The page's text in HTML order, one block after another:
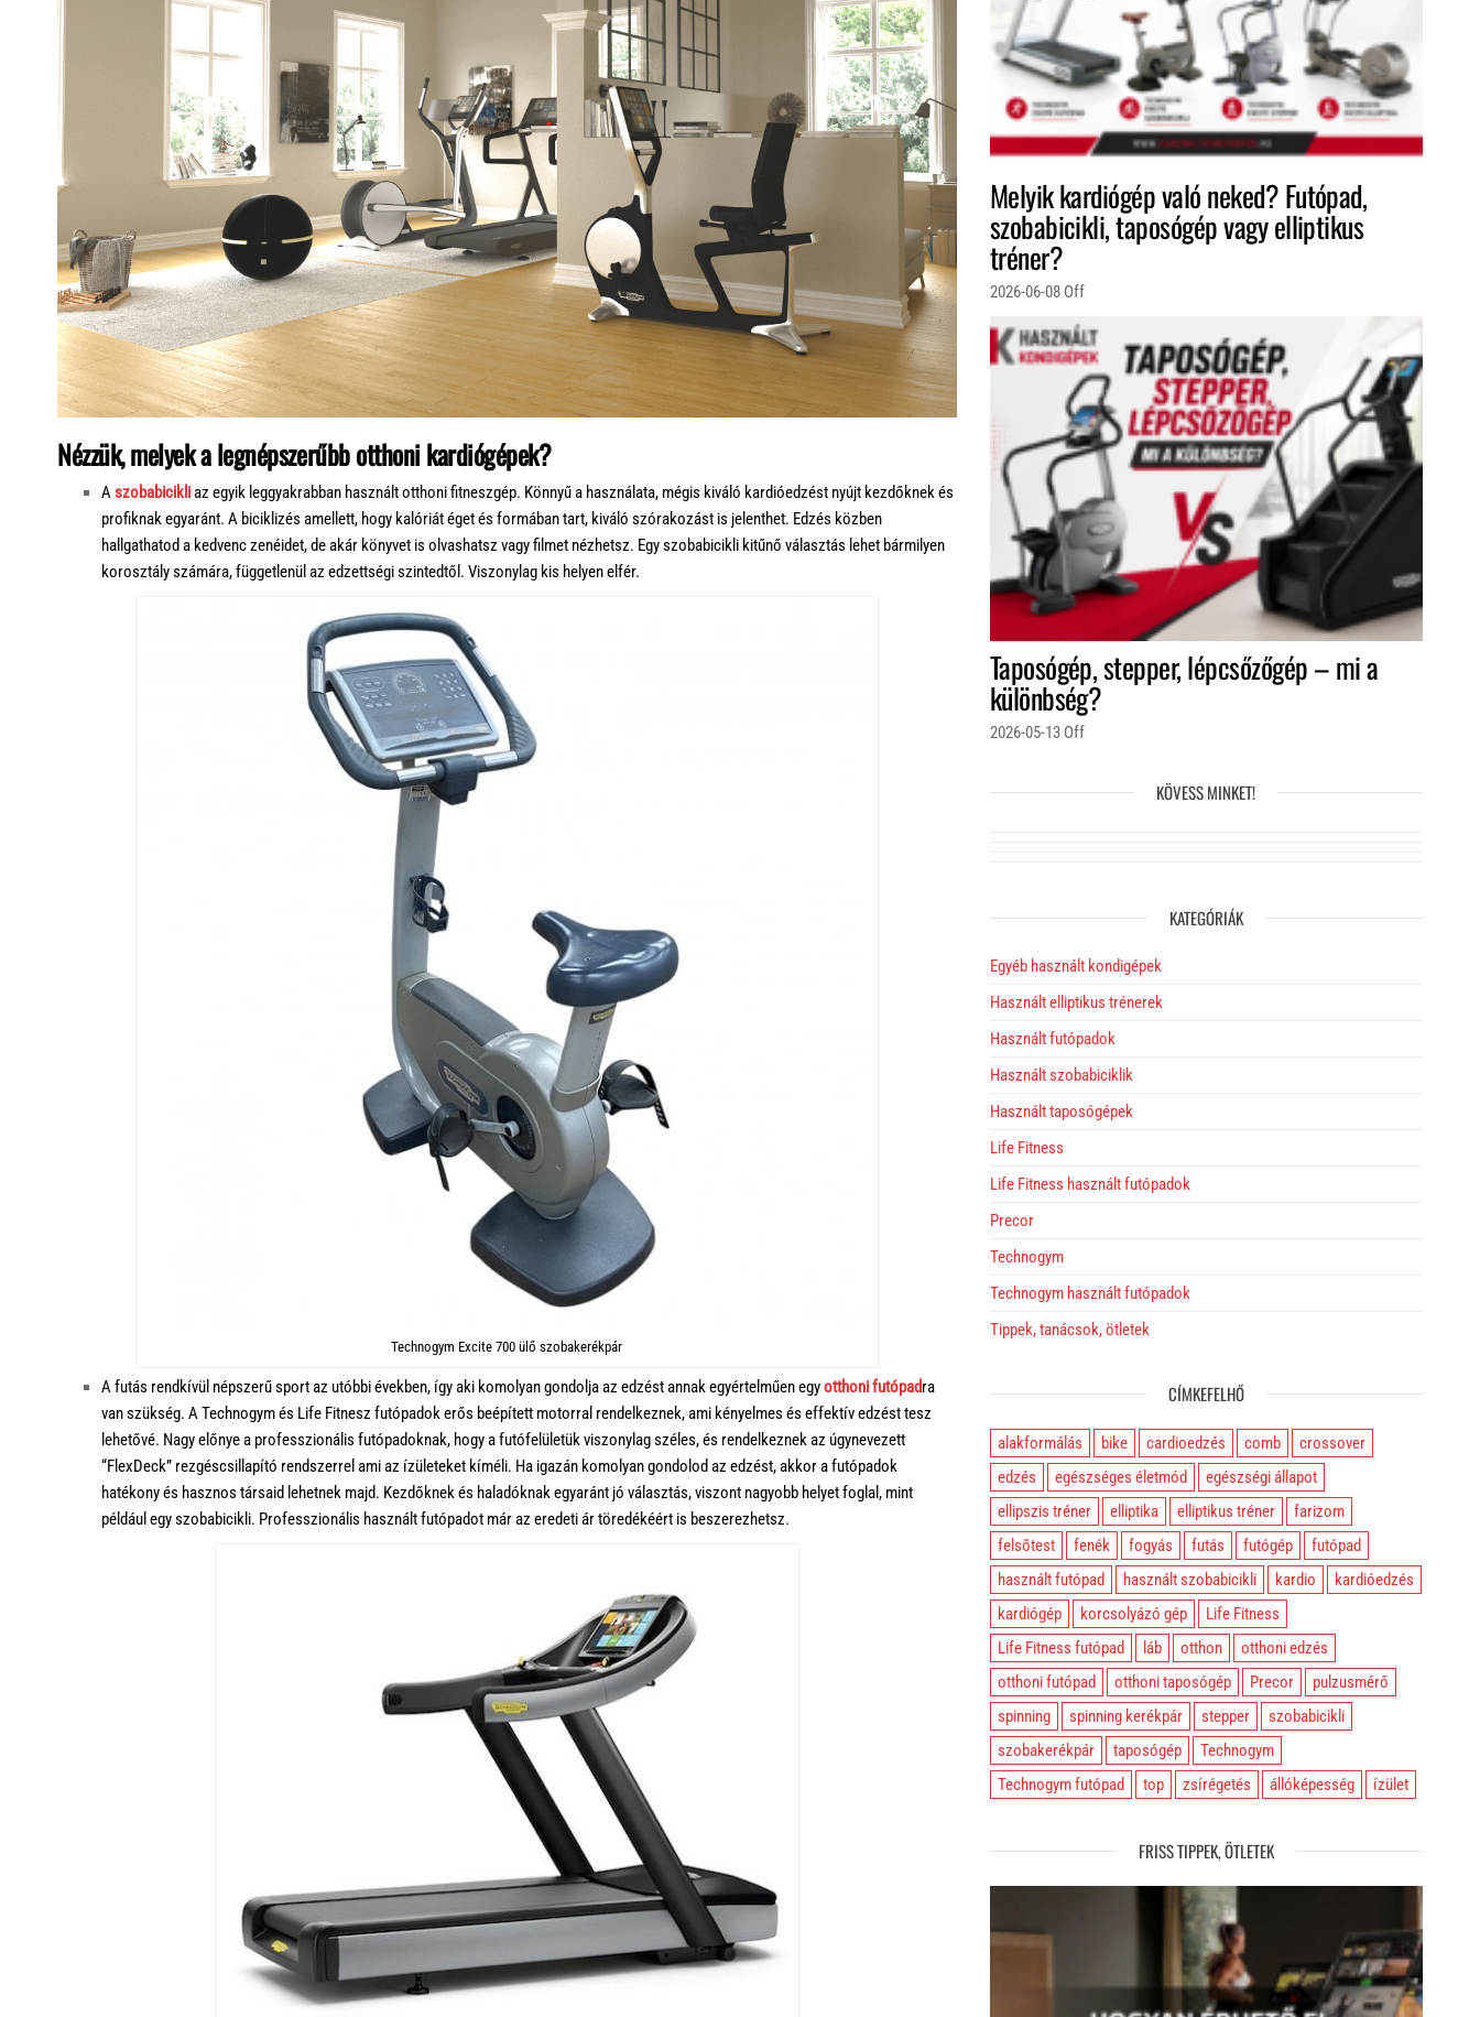
Nézzük, melyek a legnépszerűbb otthoni kardiógépek?
Aszobabicikliaz egyik leggyakrabban használt otthoni fitneszgép. Könnyű a használata, mégis kiváló kardióedzést nyújt kezdőknek és
profiknak egyaránt. A biciklizés amellett, hogy kalóriát éget és formában tart, kiváló szórakozást is jelenthet. Edzés közben
hallgathatod a kedvenc zenéidet, de akár könyvet is olvashatsz vagy filmet nézhetsz. Egy szobabicikli kitűnő választás lehet bármilyen
korosztály számára, függetlenül az edzettségi szintedtől. Viszonylag kis helyen elfér.
Technogym Excite 700 ülő szobakerékpár
A futás rendkívül népszerű sport az utóbbi években, így aki komolyan gondolja az edzést annak egyértelműen egyotthoni futópadra
van szükség. A Technogym és Life Fitnesz futópadok erős beépített motorral rendelkeznek, ami kényelmes és effektív edzést tesz
lehetővé. Nagy előnye a professzionális futópadoknak, hogy a futófelületük viszonylag széles, és rendelkeznek az úgynevezett
“FlexDeck” rezgéscsillapító rendszerrel ami az ízületeket kíméli. Ha igazán komolyan gondolod az edzést, akkor a futópadok
hatékony és hasznos társaid lehetnek majd. Kezdőknek és haladóknak egyaránt jó választás, viszont nagyobb helyet foglal, mint
például egy szobabicikli. Professzionális használt futópadot már az eredeti ár töredékéért is beszerezhetsz.
Melyik kardiógép való neked? Futópad,
szobabicikli, taposógép vagy elliptikus
tréner?
2026-06-08 Off
Taposógép, stepper, lépcsőzőgép – mi a
különbség?
2026-05-13 Off
KÖVESS MINKET!
KATEGÓRIÁK
Egyéb használt kondigépek
Használt elliptikus trénerek
Használt futópadok
Használt szobabiciklik
Használt taposógépek
Life Fitness
Life Fitness használt futópadok
Precor
Technogym
Technogym használt futópadok
Tippek, tanácsok, ötletek
CÍMKEFELHŐ
alakformálás bike cardioedzés comb
crossover
edzés
egészséges életmód
egészségi állapot
ellipszis tréner
elliptika elliptikus tréner
farizom
felsőtest
fenék fogyás futás futógép
futópad
használt futópad
használt szobabicikli kardio
kardióedzés
kardiógép
korcsolyázó gép
Life Fitness
Life Fitness futópad
láb otthon
otthoni edzés
otthoni futópad
otthoni taposógép Precor
pulzusmérő
spinning
spinning kerékpár stepper
szobabicikli
szobakerékpár
taposógép
Technogym
Technogym futópad
top zsírégetés állóképesség ízület
FRISS TIPPEK, ÖTLETEK